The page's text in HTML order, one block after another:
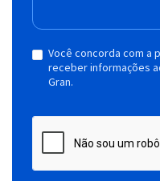
Você concorda com a
receber informações
Gran.